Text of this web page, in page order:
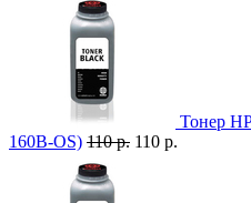
Тонер
160B-OS) 110 р. 110 р.